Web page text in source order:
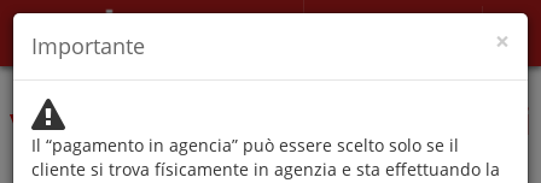
Le autorità sconsigliano di
viaggiare se non per motivi
×
Importante
Il “pagamento in agencia” può essere scelto solo se il
cliente si trova físicamente in agenzia e sta effettuando la